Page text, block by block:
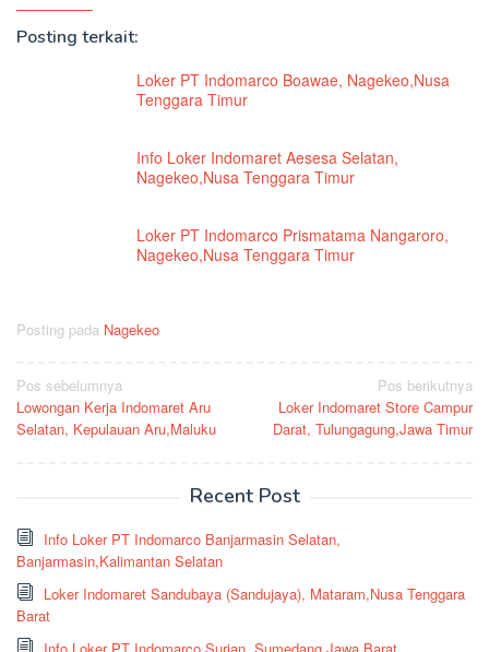
Posting terkait:
Loker PT Indomarco Boawae, Nagekeo,Nusa
Tenggara Timur
Info Loker Indomaret Aesesa Selatan,
Nagekeo,Nusa Tenggara Timur
Loker PT Indomarco Prismatama Nangaroro,
Nagekeo,Nusa Tenggara Timur
Posting pada Nagekeo
Navigasi
pos
Pos sebelumnya
Lowongan Kerja Indomaret Aru
Selatan, Kepulauan Aru,Maluku
Pos berikutnya
Loker Indomaret Store Campur
Darat, Tulungagung,Jawa Timur
Recent Post
Info Loker PT Indomarco Banjarmasin Selatan,
Banjarmasin,Kalimantan Selatan
Loker Indomaret Sandubaya (Sandujaya), Mataram,Nusa Tenggara
Barat